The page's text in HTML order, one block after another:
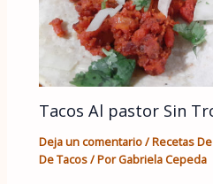
Tacos Al pastor Sin
Deja un comentario/Recetas
De Tacos/ PorGabriela Cepeda